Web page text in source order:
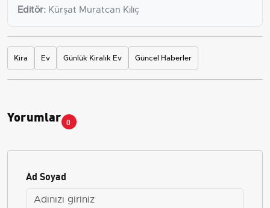
Editör: Kürşat Muratcan Kılıç
Kira Ev Günlük Kiralık Ev Güncel Haberler
Yorumlar 0
Ad Soyad